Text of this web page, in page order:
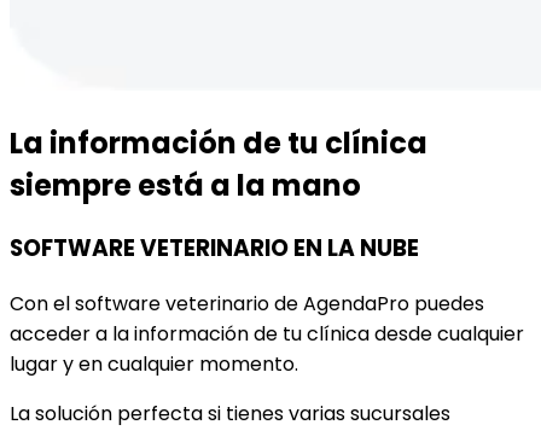
La información de tu clínica
siempre está a la mano
SOFTWARE VETERINARIO EN LA NUBE
Con el software veterinario de AgendaPro puedes
acceder a la información de tu clínica desde cualquier
lugar y en cualquier momento.
La solución perfecta si tienes varias sucursales